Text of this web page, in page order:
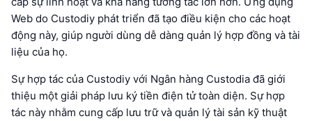
Web do Custodiy phát triển đã tạo điều kiện cho các hoạt
động này, giúp người dùng dễ dàng quản lý hợp đồng và tài
liệu của họ.
Sự hợp tác của Custodiy với Ngân hàng Custodia đã giới
thiệu một giải pháp lưu ký tiền điện tử toàn diện. Sự hợp
tác này nhằm cung cấp lưu trữ và quản lý tài sản kỹ thuật